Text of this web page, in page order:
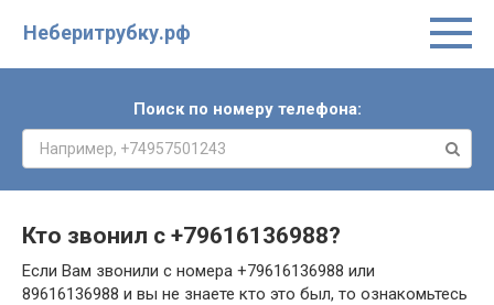
Неберитрубку.рф
Поиск по номеру телефона:
Кто звонил с +79616136988?
Если Вам звонили с номера +79616136988 или
89616136988 и вы не знаете кто это был, то ознакомьтесь